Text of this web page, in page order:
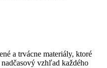
a trvácne materiály, ktoré
vzhľad každého